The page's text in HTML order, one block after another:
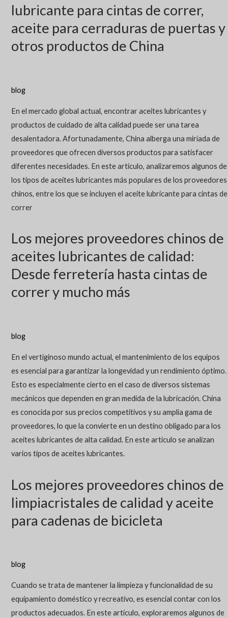
lubricante para cintas de correr,
aceite para cerraduras de puertas y
otros productos de China
blog
En el mercado global actual, encontrar aceites lubricantes y
productos de cuidado de alta calidad puede ser una tarea
desalentadora. Afortunadamente, China alberga una miríada de
proveedores que ofrecen diversos productos para satisfacer
diferentes necesidades. En este artículo, analizaremos algunos de
los tipos de aceites lubricantes más populares de los proveedores
chinos, entre los que se incluyen el aceite lubricante para cintas de
correr
Los mejores proveedores chinos de
aceites lubricantes de calidad:
Desde ferretería hasta cintas de
correr y mucho más
blog
En el vertiginoso mundo actual, el mantenimiento de los equipos
es esencial para garantizar la longevidad y un rendimiento óptimo.
Esto es especialmente cierto en el caso de diversos sistemas
mecánicos que dependen en gran medida de la lubricación. China
es conocida por sus precios competitivos y su amplia gama de
proveedores, lo que la convierte en un destino obligado para los
aceites lubricantes de alta calidad. En este artículo se analizan
varios tipos de aceites lubricantes.
Los mejores proveedores chinos de
limpiacristales de calidad y aceite
para cadenas de bicicleta
blog
Cuando se trata de mantener la limpieza y funcionalidad de su
equipamiento doméstico y recreativo, es esencial contar con los
productos adecuados. En este artículo, exploraremos algunos de